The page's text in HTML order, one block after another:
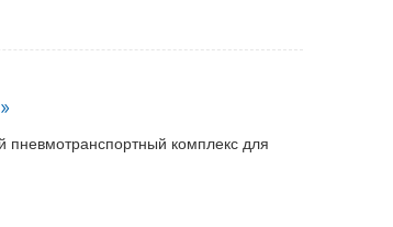
пневмотранспортный комплекс для